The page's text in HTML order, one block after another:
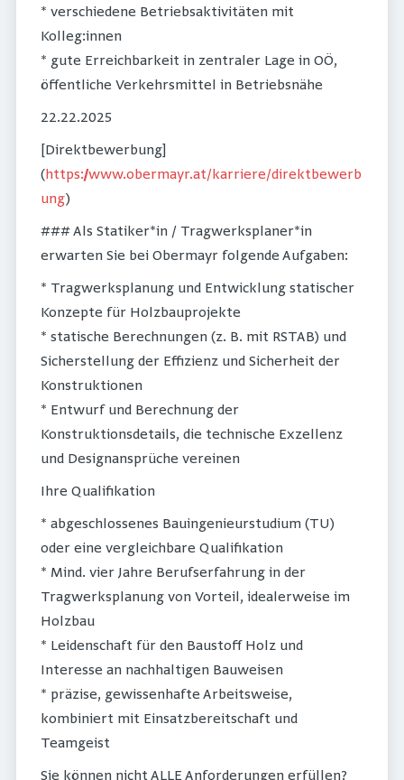
* verschiedene Betriebsaktivitäten mit
Kolleg:innen
* gute Erreichbarkeit in zentraler Lage in OÖ,
öffentliche Verkehrsmittel in Betriebsnähe
22.22.2025
[Direktbewerbung]
(https://www.obermayr.at/karriere/direktbewerb
ung)
### Als Statiker*in / Tragwerksplaner*in
erwarten Sie bei Obermayr folgende Aufgaben:
* Tragwerksplanung und Entwicklung statischer
Konzepte für Holzbauprojekte
* statische Berechnungen (z. B. mit RSTAB) und
Sicherstellung der Effizienz und Sicherheit der
Konstruktionen
* Entwurf und Berechnung der
Konstruktionsdetails, die technische Exzellenz
und Designansprüche vereinen
Ihre Qualifikation
* abgeschlossenes Bauingenieurstudium (TU)
oder eine vergleichbare Qualifikation
* Mind. vier Jahre Berufserfahrung in der
Tragwerksplanung von Vorteil, idealerweise im
Holzbau
* Leidenschaft für den Baustoff Holz und
Interesse an nachhaltigen Bauweisen
* präzise, gewissenhafte Arbeitsweise,
kombiniert mit Einsatzbereitschaft und
Teamgeist
Sie können nicht ALLE Anforderungen erfüllen?